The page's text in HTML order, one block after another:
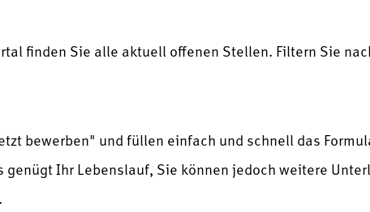
finden Sie alle aktuell offenen Stellen. Filtern Sie
bewerben" und füllen einfach und schnell das
genügt Ihr Lebenslauf, Sie können jedoch weitere